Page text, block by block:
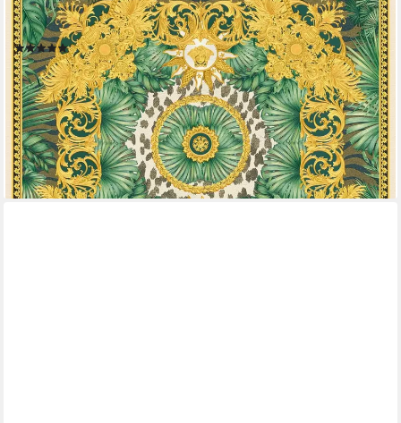
glänzend, abstrakt, gemustert, (1 St), Dschungel auffallende
Fliesen-Tapete Tapeten Wohnzimmer Schlafzimmer
(1)
95,92 € UVP123,95 €
(13,64 €/ 1 qm)
-23%
lieferbar - in 4-5 Werktagen bei dir